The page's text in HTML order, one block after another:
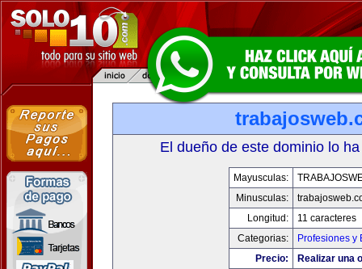
El dueño de este dominio lo
Mayusculas:
Minusculas:
Longitud:
11 caracteres
Categorias:
Profesiones y
Precio:
Realizar una